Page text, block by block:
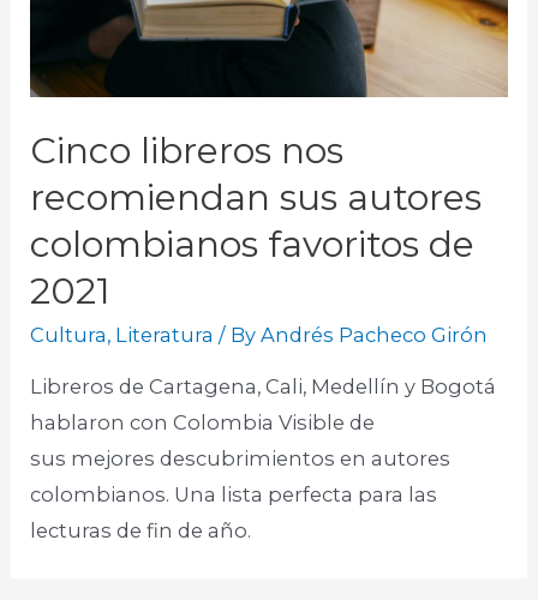
Cinco libreros nos
recomiendan sus autores
colombianos favoritos de
2021
Cultura, Literatura / ByAndrés Pacheco Girón
Libreros de Cartagena, Cali, Medellín y Bogotá
hablaron con Colombia Visible de
sus mejores descubrimientos en autores
colombianos. Una lista perfecta para las
lecturas de fin de año.